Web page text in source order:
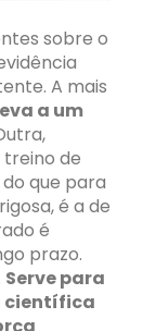
sobre o
A mais
a um
treino de
que para
é a de
é
prazo.
Serve para
científica